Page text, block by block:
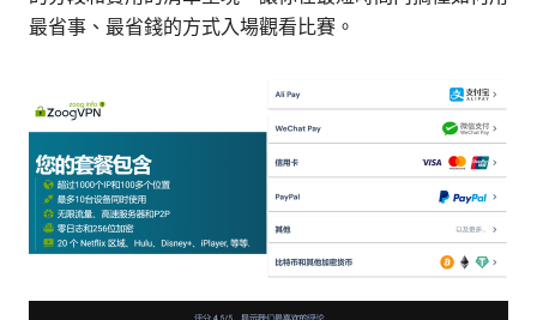
最省事、最省錢的方式入場觀看比賽。